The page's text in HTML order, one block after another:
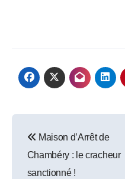
navigation
Maison d’Arrêt de
Chambéry : le cracheur
sanctionné !